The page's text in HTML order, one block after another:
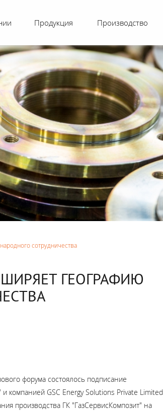
сотрудничества
ГЕОГРАФИЮ
форума состоялось подписание
компанией GSC Energy Solutions Private Limited
производства ГК "ГазСервисКомпозит" на
Продукция Производство